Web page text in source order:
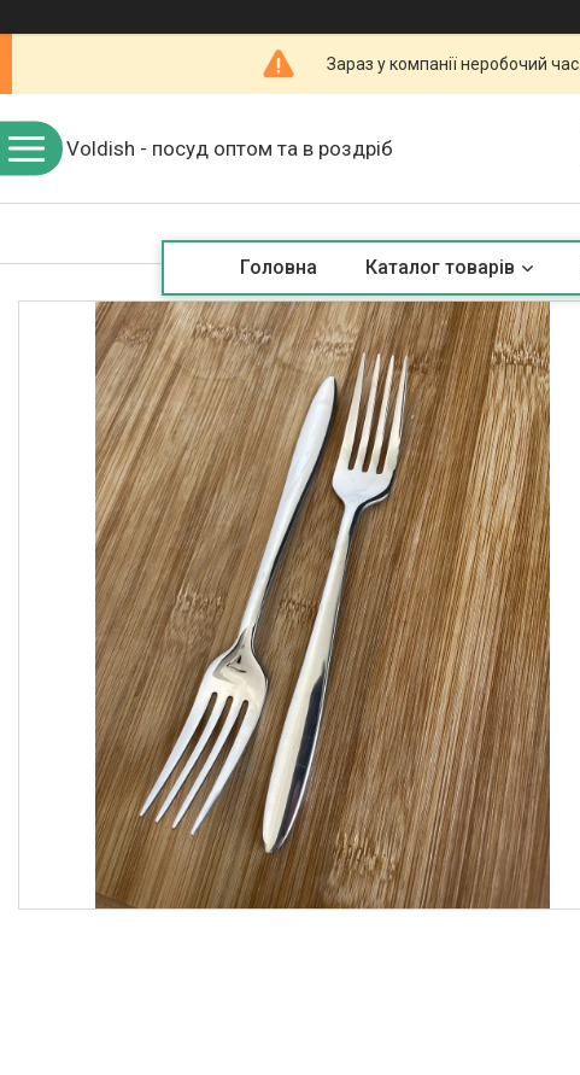
Зараз у компанії неробочий
Voldish - посуд оптом та в роздріб
Головна Каталог товарів